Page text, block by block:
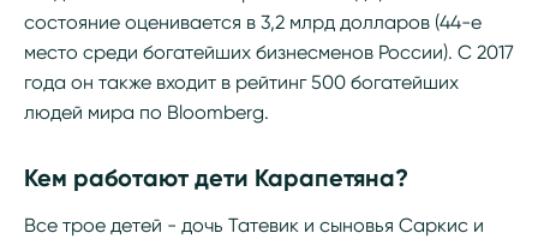
состояние оценивается в 3,2 млрд долларов (44-е
место среди богатейших бизнесменов России). С 2017
года он также входит в рейтинг 500 богатейших
людей мира по Bloomberg.
Кем работают дети Карапетяна?
Все трое детей - дочь Татевик и сыновья Саркис и